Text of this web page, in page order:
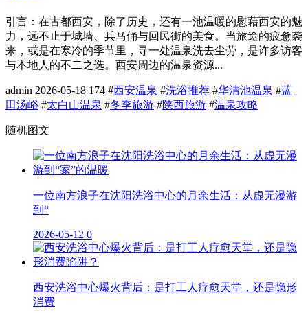
引言：在古都西安，除了历史，还有一池温暖的慰藉西安的魅
力，远不止于城墙、兵马俑与回民街的美食。当旅途的疲惫袭
来，或是在寒冷的季节里，寻一处温泉洗去尘劳，是许多访客
与本地人的不二之选。西安周边的温泉资源...
admin 2026-05-18 174 #西安温泉 #洗浴推荐 #华清池温泉 #蓝
田汤峪 #太白山温泉 #冬季旅游 #陕西旅游 #温泉攻略
随机图文
一位南方浪子在沈阳洗浴中心的月余生活：从虚无漫游
到“
2026-05-12 0
西安洗浴中心爆火背后：是打工人疗愈天堂，还是隐形
消费